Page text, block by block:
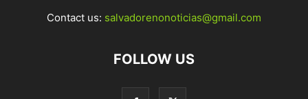
Contact us: salvadorenonoticias@gmail.com
FOLLOW US